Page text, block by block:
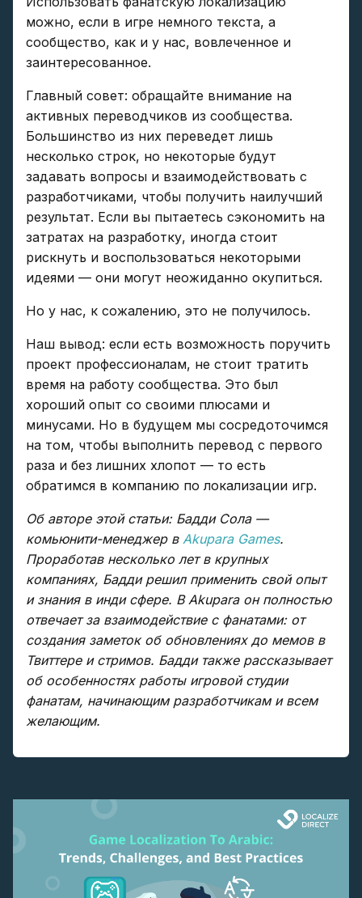
можно, если в игре немного текста, а
сообщество, как и у нас, вовлеченное и
заинтересованное.
Главный совет: обращайте внимание на
активных переводчиков из сообщества.
Большинство из них переведет лишь
несколько строк, но некоторые будут
задавать вопросы и взаимодействовать с
разработчиками, чтобы получить наилучший
результат. Если вы пытаетесь сэкономить на
затратах на разработку, иногда стоит
рискнуть и воспользоваться некоторыми
идеями — они могут неожиданно окупиться.
Но у нас, к сожалению, это не получилось.
Наш вывод: если есть возможность поручить
проект профессионалам, не стоит тратить
время на работу сообщества. Это был
хороший опыт со своими плюсами и
минусами. Но в будущем мы сосредоточимся
на том, чтобы выполнить перевод с первого
раза и без лишних хлопот — то есть
обратимся в компанию по локализации игр.
Об авторе этой статьи: Бадди Сола —
комьюнити-менеджер в Akupara Games.
Проработав несколько лет в крупных
компаниях, Бадди решил применить свой опыт
и знания в инди сфере. В Akupara он полностью
отвечает за взаимодействие с фанатами: от
создания заметок об обновлениях до мемов в
Твиттере и стримов. Бадди также рассказывает
об особенностях работы игровой студии
фанатам, начинающим разработчикам и всем
желающим.